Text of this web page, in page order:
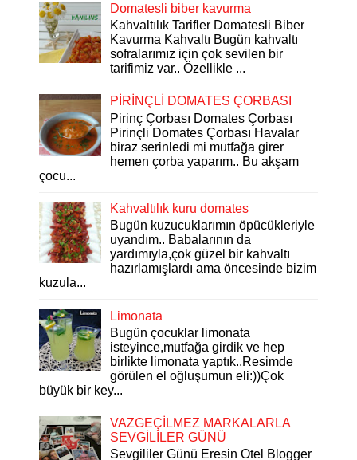
Domatesli biber kavurma
Kahvaltılık Tarifler Domatesli Biber
Kavurma Kahvaltı Bugün kahvaltı
sofralarımız için çok sevilen bir
tarifimiz var.. Özellikle ...
PİRİNÇLİ DOMATES ÇORBASI
Pirinç Çorbası Domates Çorbası
Pirinçli Domates Çorbası Havalar
biraz serinledi mi mutfağa girer
hemen çorba yaparım.. Bu akşam
çocu...
Kahvaltılık kuru domates
Bugün kuzucuklarımın öpücükleriyle
uyandım.. Babalarının da
yardımıyla,çok güzel bir kahvaltı
hazırlamışlardı ama öncesinde bizim
kuzula...
Limonata
Bugün çocuklar limonata
isteyince,mutfağa girdik ve hep
birlikte limonata yaptık..Resimde
görülen el oğluşumun eli:))Çok
büyük bir key...
VAZGEÇİLMEZ MARKALARLA
SEVGİLİLER GÜNÜ
Sevgililer Günü Eresin Otel Blogger